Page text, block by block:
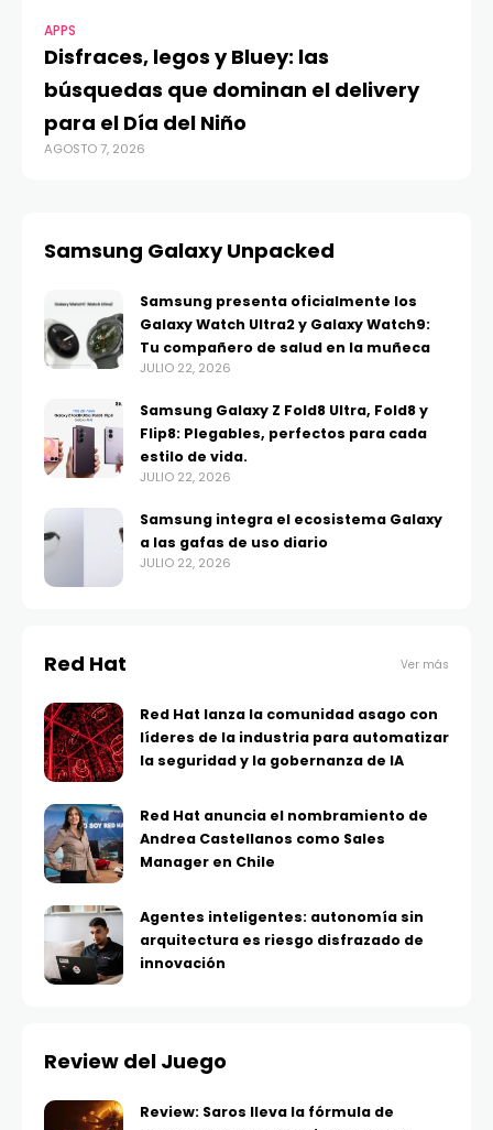
APPS
Disfraces, legos y Bluey: las
búsquedas que dominan el delivery
para el Día del Niño
AGOSTO 7, 2026
Samsung Galaxy Unpacked
Samsung presenta oficialmente los
Galaxy Watch Ultra2 y Galaxy Watch9:
Tu compañero de salud en la muñeca
JULIO 22, 2026
Samsung Galaxy Z Fold8 Ultra, Fold8 y
Flip8: Plegables, perfectos para cada
estilo de vida.
JULIO 22, 2026
Samsung integra el ecosistema Galaxy
a las gafas de uso diario
JULIO 22, 2026
Red Hat Ver más
Red Hat lanza la comunidad asago con
líderes de la industria para automatizar
la seguridad y la gobernanza de IA
Red Hat anuncia el nombramiento de
Andrea Castellanos como Sales
Manager en Chile
Agentes inteligentes: autonomía sin
arquitectura es riesgo disfrazado de
innovación
Review del Juego
Review: Saros lleva la fórmula de